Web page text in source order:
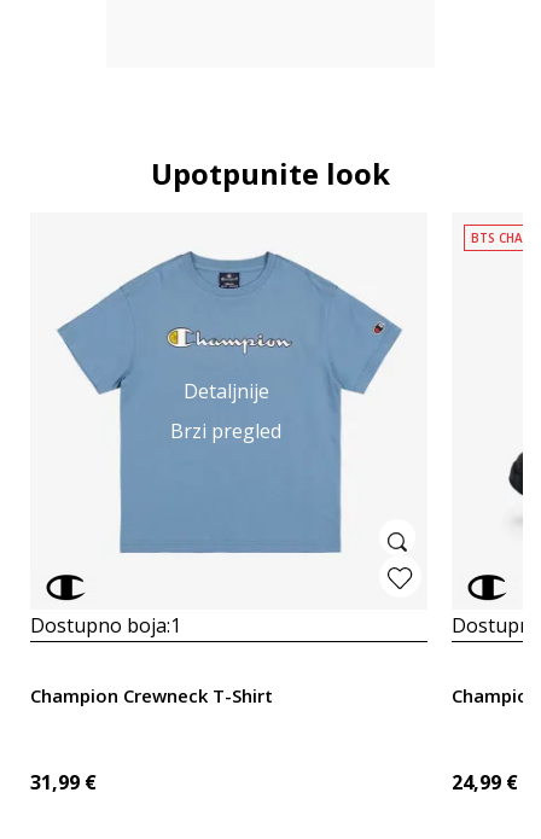
Upotpunite look
Detaljnije
Brzi pregled
Dostupno boja:1
Champion Crewneck T-Shirt
31,99 €
BTS
24,99 €